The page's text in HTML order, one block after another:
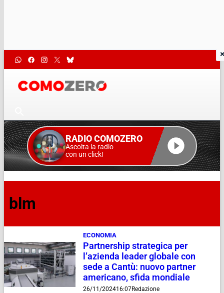
RADIO COMOZERO
Ascolta la radio
con un click!
blm
ECONOMIA
Partnership strategica per
l’azienda leader globale con
sede a Cantù: nuovo partner
americano, sfida mondiale
26/11/202416:07Redazione